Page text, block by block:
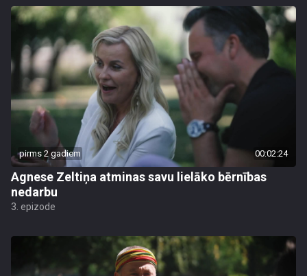
pirms 2 gadiem 00:02:24
Agnese Zeltiņa atminas savu lielāko bērnības
nedarbu
3. epizode